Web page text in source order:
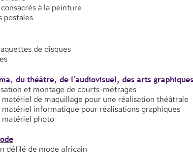
à la peinture
postales
de disques
du théâtre, de l'audiovisuel, des arts graphiques
et montage de courts-métrages
matériel de maquillage pour une réalisation théâtrale
matériel informatique pour réalisations graphiques
matériel photo
défilé de mode africain